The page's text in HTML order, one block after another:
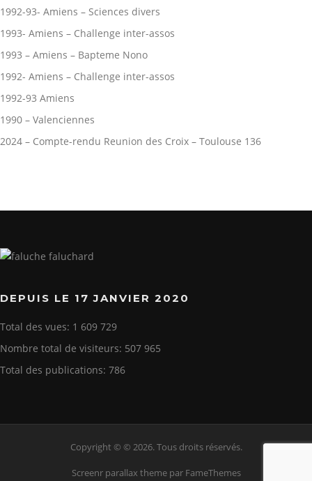
1992-93- Amiens – Sciences divers
1993- Amiens – Challenge inter-assos
1993 – Amiens – Bapteme Nono
1992- Amiens – Challenge inter-assos
1992-93 Amiens
1990 – Valenciennes
2024 – Compte-rendu Reunion des Croix – Toulouse 136
DEPUIS LE 17 JANVIER 2020
Total des vues: 1 609 729
Nombre total de visiteurs: 507 965
Total des publications: 786
Copyright © © 2026. Tous droits réservés.
Screenr parallax themepar FameThemes